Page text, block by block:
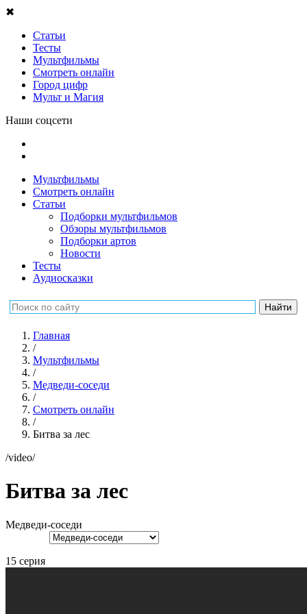
✖
Статьи
Тесты
Мультфильмы
Смотреть онлайн
Город цифр
Мульт и Магия
Наши соцсети
Мультфильмы
Смотреть онлайн
Статьи
Подборки мультфильмов
Обзоры мультфильмов
Подборки артов
Новости
Тесты
Аудиосказки
Главная
/
Мультфильмы
/
Медведи-соседи
/
Смотреть онлайн
/
Битва за лес
/video/
Битва за лес
Медведи-соседи
15 серия